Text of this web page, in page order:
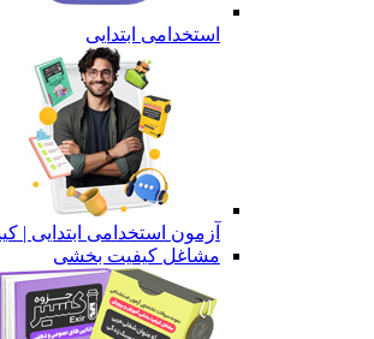
استخدامی ابتدایی
آزمون استخدامی ابتدایی |
مشاغل کیفیت بخشی